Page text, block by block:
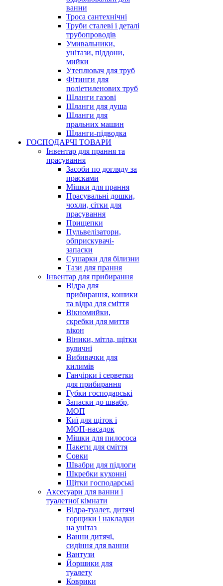
ванни
Троса сантехнічні
Труби сталеві і деталі
трубопроводів
Умивальники,
унітази, піддони,
мийки
Утеплювач для труб
Фітинги для
поліетиленових труб
Шланги газові
Шланги для душа
Шланги для
пральних машин
Шланги-підводка
ГОСПОДАРЧІ ТОВАРИ
Інвентар для прання та
прасування
Засоби по догляду за
прасками
Мішки для прання
Прасувальні дошки,
чохли, сітки для
прасування
Прищепки
Пульвелізатори,
обприскувачі-
запаски
Сушарки для білизни
Тази для прання
Інвентар для прибирання
Відра для
прибирання, кошики
та відра для сміття
Вікномийки,
скребки для миття
вікон
Віники, мітла, щітки
вуличні
Вибивачки для
килимів
Ганчірки і серветки
для прибирання
Губки господарські
Запаски до швабр,
МОП
Киї для щіток і
МОП-насадок
Мішки для пилососа
Пакети для сміття
Совки
Швабри для підлоги
Шкребки кухонні
Щітки господарські
Аксесуари для ванни і
туалетної кімнати
Відра-туалет, дитячі
горщики і накладки
на унітаз
Ванни дитячі,
сидіння для ванни
Вантузи
Йоршики для
туалету
Коврики